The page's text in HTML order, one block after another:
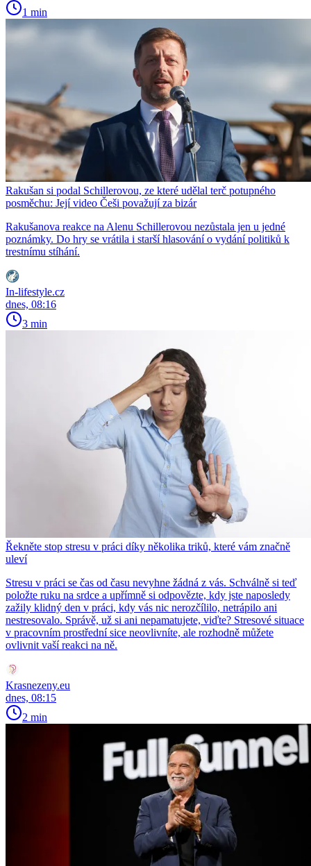
1 min
Rakušan si podal Schillerovou, ze které udělal terč potupného
posměchu: Její video Češi považují za bizár
Rakušanova reakce na Alenu Schillerovou nezůstala jen u jedné
poznámky. Do hry se vrátila i starší hlasování o vydání politiků k
trestnímu stíhání.
In-lifestyle.cz
dnes, 08:16
3 min
Řekněte stop stresu v práci díky několika triků, které vám značně
uleví
Stresu v práci se čas od času nevyhne žádná z vás. Schválně si teď
položte ruku na srdce a upřímně si odpovězte, kdy jste naposledy
zažily klidný den v práci, kdy vás nic nerozčílilo, netrápilo ani
nestresovalo. Správě, už si ani nepamatujete, viďte? Stresové situace
v pracovním prostřední sice neovlivníte, ale rozhodně můžete
ovlivnit vaší reakci na ně.
Krasnezeny.eu
dnes, 08:15
2 min